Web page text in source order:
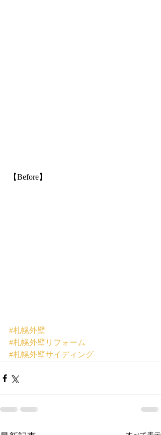
【Before】
#札幌外壁
#札幌外壁リフォーム
#札幌外壁サイディング